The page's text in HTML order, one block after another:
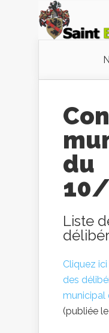
du
Liste
Cliquez
des
municipal
(publiée